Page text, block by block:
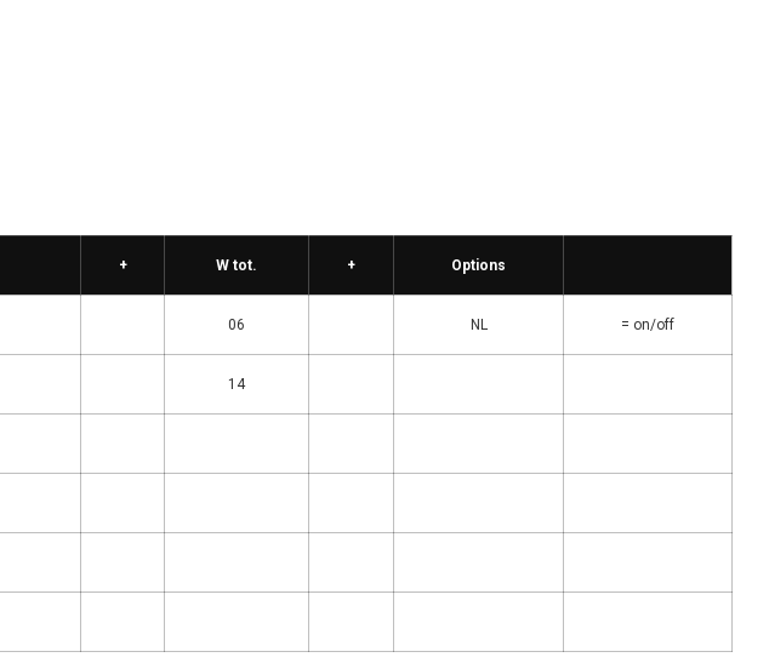
+ W tot. + Options
06 NL = on/off
14